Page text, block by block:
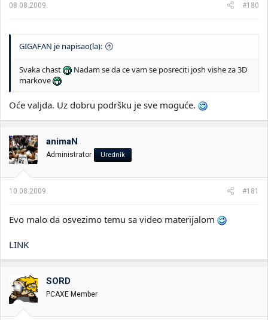
08.08.2009. #180
GIGAFAN je napisao(la):
Svaka chast
Nadam se da ce vam se posreciti josh vishe za 3D
markove
Oće valjda. Uz dobru podršku je sve moguće.
animaN
Administrator Urednik
10.08.2009. #181
Evo malo da osvezimo temu sa video materijalom
LINK
SORD
PCAXE Member